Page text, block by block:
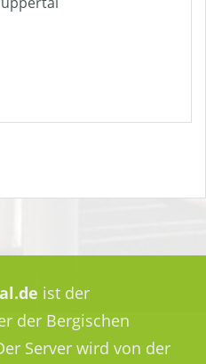
ist der
der Bergischen
Server wird von der